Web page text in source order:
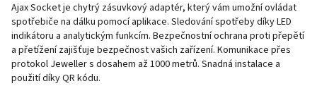
Ajax Socket je chytrý zásuvkový adaptér, který vám umožní ovládat
spotřebiče na dálku pomocí aplikace. Sledování spotřeby díky LED
indikátoru a analytickým funkcím. Bezpečnostní ochrana proti přepětí
a přetížení zajišťuje bezpečnost vašich zařízení. Komunikace přes
protokol Jeweller s dosahem až 1000 metrů. Snadná instalace a
použití díky QR kódu.